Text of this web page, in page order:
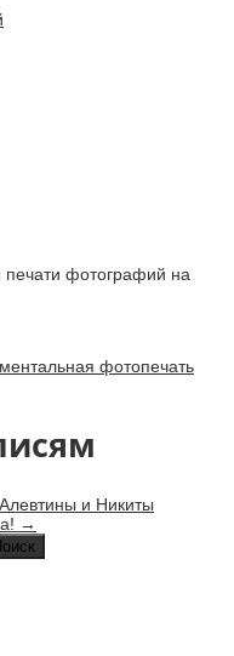
фотографий на
фотопечать
и Никиты
→